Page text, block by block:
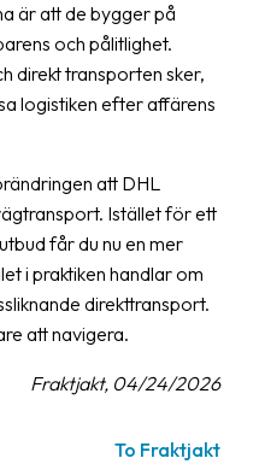
är att de bygger på
och pålitlighet.
direkt transporten sker,
logistiken efter affärens
att DHL
Istället för ett
får du nu en mer
i praktiken handlar om
direkttransport.
att navigera.
Fraktjakt, 04/24/2026
To Fraktjakt